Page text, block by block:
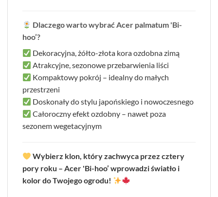
Dlaczego warto wybrać Acer palmatum 'Bi-
hoo’?
Dekoracyjna, żółto-złota kora ozdobna zimą
Atrakcyjne, sezonowe przebarwienia liści
Kompaktowy pokrój – idealny do małych
przestrzeni
Doskonały do stylu japońskiego i nowoczesnego
Całoroczny efekt ozdobny – nawet poza
sezonem wegetacyjnym
Wybierz klon, który zachwyca przez cztery
pory roku – Acer 'Bi-hoo’ wprowadzi światło i
kolor do Twojego ogrodu!